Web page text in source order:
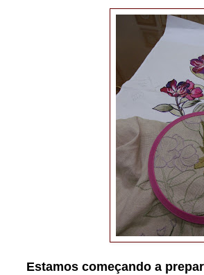
Estamos começando a